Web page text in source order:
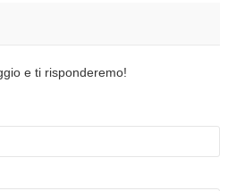
e ti risponderemo!